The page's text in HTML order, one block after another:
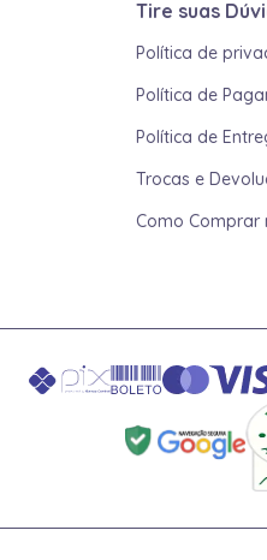
Tire suas
Política de
Política de
Política de
Trocas e
Como Comprar